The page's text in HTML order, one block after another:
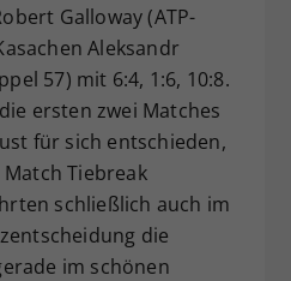
Galloway (ATP-
Aleksandr
57) mit 6:4, 1:6, 10:8.
ersten zwei Matches
für sich entschieden,
Tiebreak
schließlich auch im
die
im schönen